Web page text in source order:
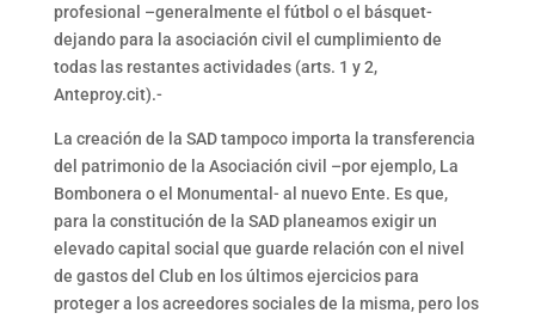
profesional –generalmente el fútbol o el básquet-
dejando para la asociación civil el cumplimiento de
todas las restantes actividades (arts. 1 y 2,
Anteproy.cit).-
La creación de la SAD tampoco importa la transferencia
del patrimonio de la Asociación civil –por ejemplo, La
Bombonera o el Monumental- al nuevo Ente. Es que,
para la constitución de la SAD planeamos exigir un
elevado capital social que guarde relación con el nivel
de gastos del Club en los últimos ejercicios para
proteger a los acreedores sociales de la misma, pero los